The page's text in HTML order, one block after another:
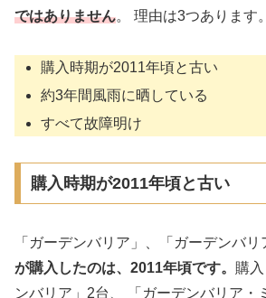
ではありません。 理由は3つあります。
購入時期が2011年頃と古い
約3年間風雨に晒している
すべて故障明け
購入時期が2011年頃と古い
「ガーデンバリア」、「ガーデンバ
が購入したのは、2011年頃です。 購
ンバリア」2台、 「ガーデンバリア・